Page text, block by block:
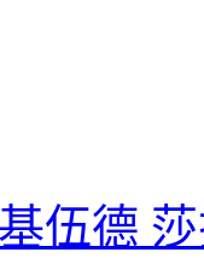
伍德